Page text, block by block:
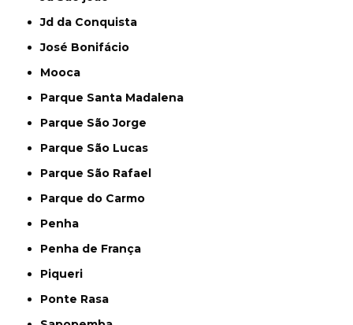
Jd da Conquista
José Bonifácio
Mooca
Parque Santa Madalena
Parque São Jorge
Parque São Lucas
Parque São Rafael
Parque do Carmo
Penha
Penha de França
Piqueri
Ponte Rasa